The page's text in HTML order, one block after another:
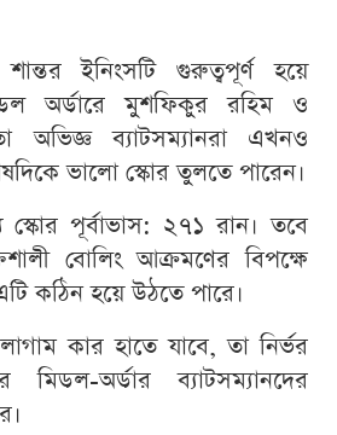
ইনিংসটি গুরুত্বপূর্ণ হয়ে
অর্ডারে মুশফিকুর রহিম ও
অভিজ্ঞ ব্যাটসম্যানরা এখনও
ভালো স্কোর তুলতে পারেন।
স্কোর পূর্বাভাস: ২৭১ রান। তবে
বোলিং আক্রমণের বিপক্ষে
কঠিন হয়ে উঠতে পারে।
কার হাতে যাবে, তা নির্ভর
মিডল-অর্ডার ব্যাটসম্যানদের